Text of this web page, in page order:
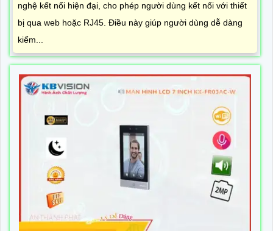
nghệ kết nối hiện đại, cho phép người dùng kết nối với thiết
bị qua web hoặc RJ45. Điều này giúp người dùng dễ dàng
kiểm...